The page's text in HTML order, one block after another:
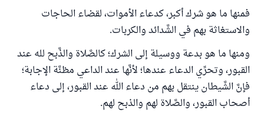
فمنها ما هو شرك أكبر، كدعاء الأموات، لقضاء الحاجات
والاستغاثة بهم في الشَّدائد والكربات.
ومنها ما هو بدعة ووسيلة إلى الشرك؛ كالصَّلاة والذَّبح لله عند
القبور، وتحرِّي الدعاء عندها؛ لأنَّها عند الداعي مظنَّة الإجابة؛
فإنَّ الشَّيطان ينتقل بهم من دعاء الله عند القبور، إلى دعاء
أصحاب القبور، والصَّلاة لهم والذبح لهم.